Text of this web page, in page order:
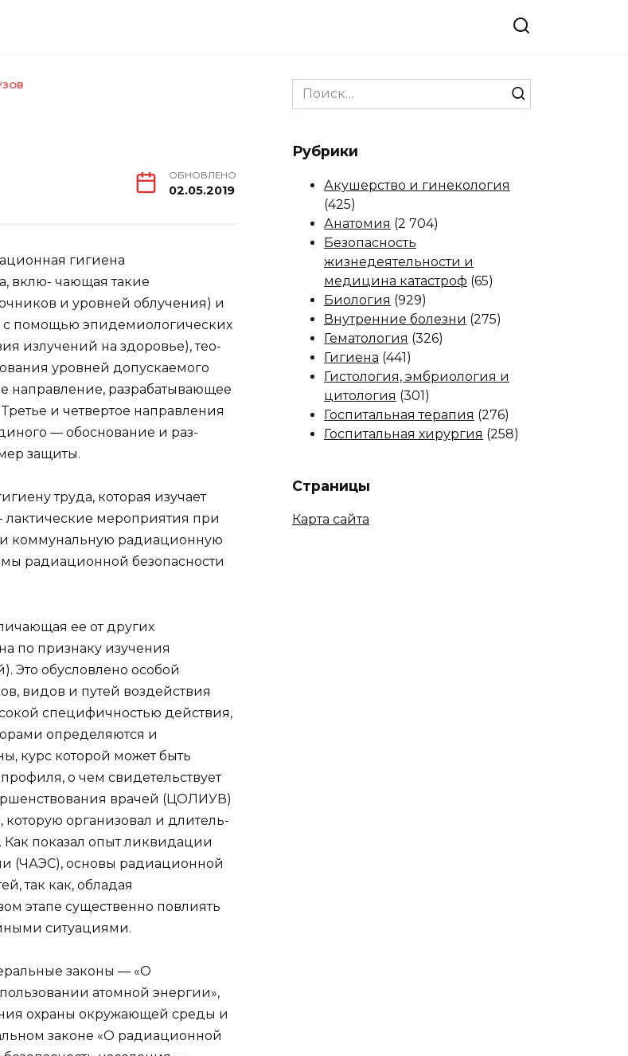
ОБНОВЛЕНО
02.05.2019
гигиена
вклю- чающая такие
и уровней облучения) и
с помощью эпидемиологических
излучений на здоровье), тео-
уровней допускаемого
направление, разрабатывающее
и четвертое направления
— обоснование и раз-
защиты.
труда, которая изучает
лактические мероприятия при
коммунальную радиационную
радиационной безопасности
ее от других
по признаку изучения
Это обусловлено особой
видов и путей воздействия
специфичностью действия,
определяются и
курс которой может быть
о чем свидетельствует
врачей (ЦОЛИУВ)
организовал и длитель-
Как показал опыт ликвидации
(ЧАЭС), основы радиационной
так как, обладая
этапе существенно повлиять
ситуациями.
законы — «О
атомной энергии»,
охраны окружающей среды и
законе «О радиационной
Search
for:
Рубрики
Акушерство и гинекология
(425)
Анатомия (2 704)
Безопасность
жизнедеятельности и
медицина катастроф (65)
Биология (929)
Внутренние болезни (275)
Гематология (326)
Гигиена (441)
Гистология, эмбриология и
цитология (301)
Госпитальная терапия (276)
Госпитальная хирургия (258)
Страницы
Карта сайта